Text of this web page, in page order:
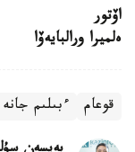
اۆتور
ەلميرا ورالبايەۆا
قوعام ءبىلىم